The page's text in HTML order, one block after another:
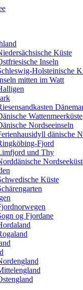
Küste
Inseln
Holsteinische
mitten im Watt
Wattenmeerküste
Nordseeinseln
dänische
Fjord
und Thy
Küste
og Fjordane